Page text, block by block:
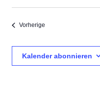
Datum
Vorherige
Kalender abonnieren